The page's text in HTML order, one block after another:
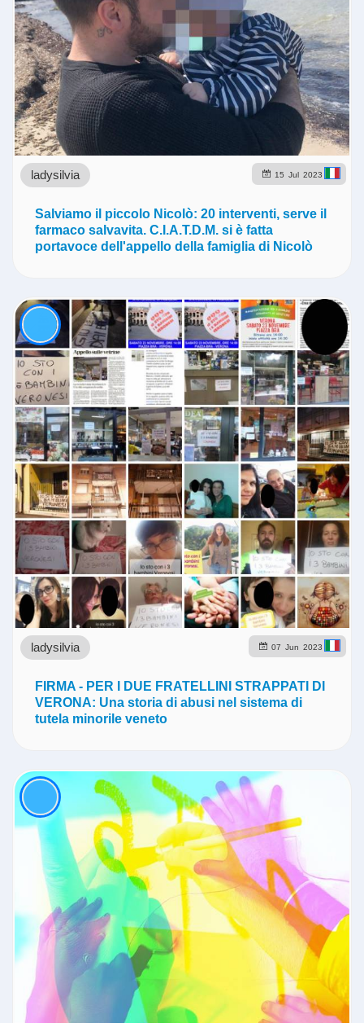
15 Jul 2023
ladysilvia
Salviamo il piccolo Nicolò: 20 interventi, serve il
farmaco salvavita. C.I.A.T.D.M. si è fatta
portavoce dell'appello della famiglia di Nicolò
07 Jun 2023
ladysilvia
FIRMA - PER I DUE FRATELLINI STRAPPATI DI
VERONA: Una storia di abusi nel sistema di
tutela minorile veneto